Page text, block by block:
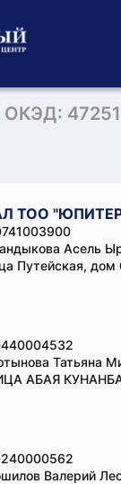
ОКЭД: 47251
ТОО
Асель
Путейская, дом
Татьяна
АБАЯ
Валерий